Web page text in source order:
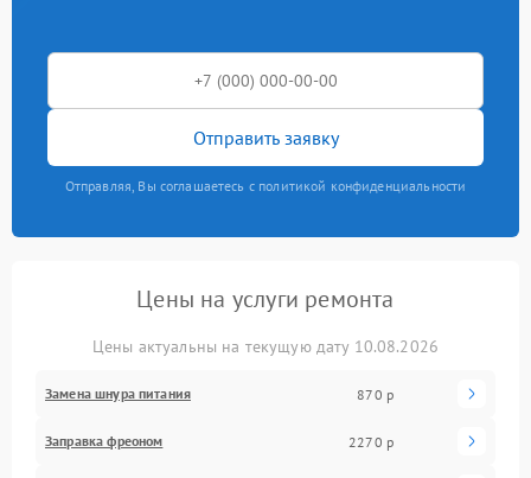
Отправить заявку
Отправляя, Вы соглашаетесь с политикой конфиденциальности
Цены на услуги ремонта
Цены актуальны на текущую дату 10.08.2026
Замена шнура питания 870 р
Заправка фреоном 2270 р